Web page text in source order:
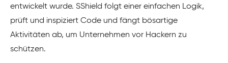
entwickelt wurde. SShield folgt einer einfachen Logik,
prüft und inspiziert Code und fängt bösartige
Aktivitäten ab, um Unternehmen vor Hackern zu
schützen.